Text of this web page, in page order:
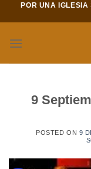
Saltar
al
POR UNA IGLESIA
9
POSTED ON 9